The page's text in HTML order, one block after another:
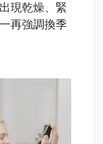
現乾燥、緊
再強調換季